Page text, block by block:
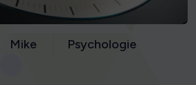
Mike Psychologie